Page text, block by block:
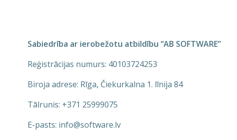
Sabiedrība ar ierobežotu atbildību “AB SOFTWARE”
Reģistrācijas numurs: 40103724253
Biroja adrese: Rīga, Čiekurkalna 1. līnija 84
Tālrunis: +371 25999075
E-pasts: info@software.lv